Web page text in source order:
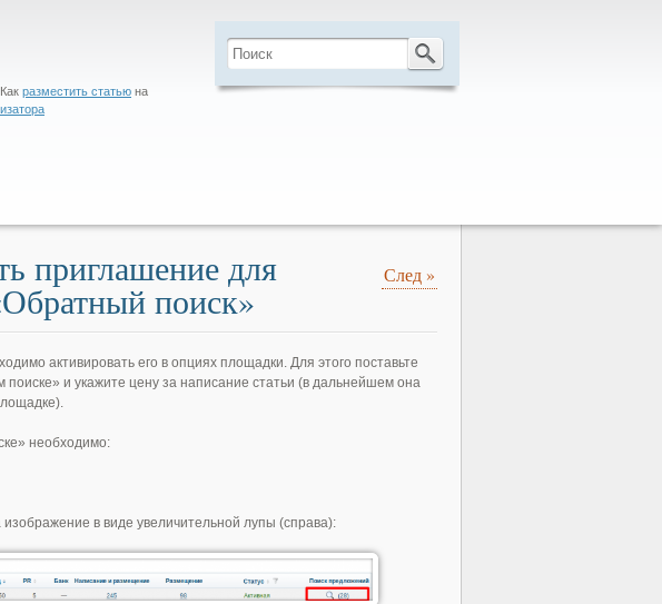
разместить статью на
След»
приглашение для
поиск»
активировать его в опциях площадки. Для этого поставьте
поиске» и укажите цену за написание статьи (в дальнейшем она
необходимо:
в виде увеличительной лупы (справа):